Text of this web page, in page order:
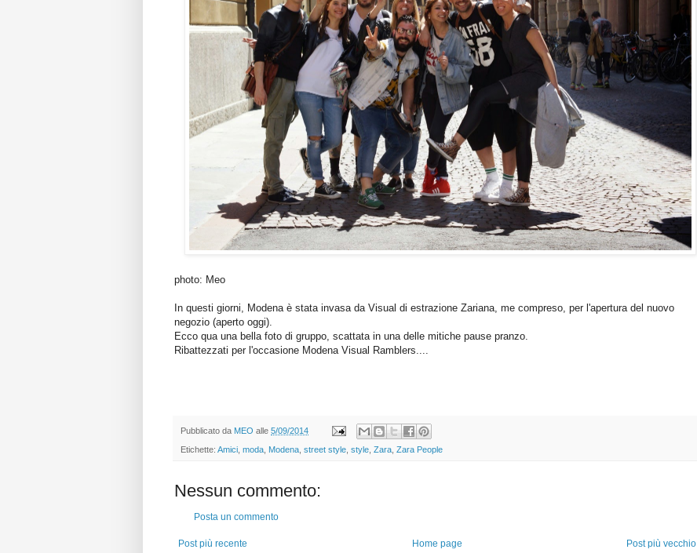
photo: Meo
In questi giorni, Modena è stata invasa da Visual di estrazione Zariana, me compreso, per l'apertura del nuovo
negozio (aperto oggi).
Ecco qua una bella foto di gruppo, scattata in una delle mitiche pause pranzo.
Ribattezzati per l'occasione Modena Visual Ramblers....
Pubblicato da MEO alle 5/09/2014
Etichette: Amici moda Modena street style style Zara Zara People
Nessun commento:
Posta un commento
Post più recente Post più vecchio
Home page